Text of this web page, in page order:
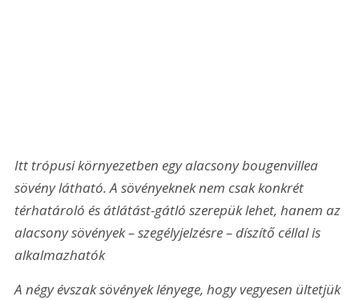
Itt trópusi környezetben egy alacsony bougenvillea
sövény látható. A sövényeknek nem csak konkrét
térhatároló és átlátást-gátló szerepük lehet, hanem az
alacsony sövények – szegélyjelzésre – díszítő céllal is
alkalmazhatók
A négy évszak sövények lényege, hogy vegyesen ültetjük